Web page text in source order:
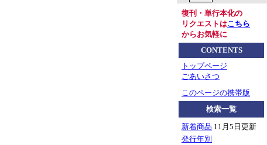
復刊・単行本化の
リクエストはこちら
からお気軽に
CONTENTS
トップページ
ごあいさつ
このページの携帯版
検索一覧
新着商品 11月5日更新
発行年別